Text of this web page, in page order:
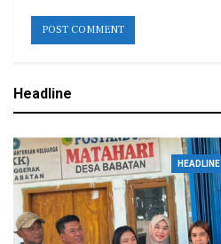
Headline
HEADLINE